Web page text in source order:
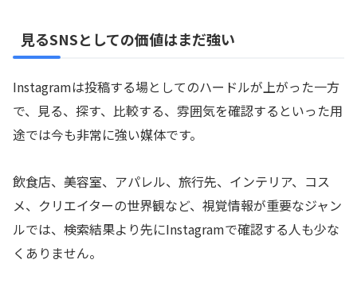
見るSNSとしての価値はまだ強い
Instagramは投稿する場としてのハードルが上がった一方
で、見る、探す、比較する、雰囲気を確認するといった用
途では今も非常に強い媒体です。
飲食店、美容室、アパレル、旅行先、インテリア、コス
メ、クリエイターの世界観など、視覚情報が重要なジャン
ルでは、検索結果より先にInstagramで確認する人も少な
くありません。